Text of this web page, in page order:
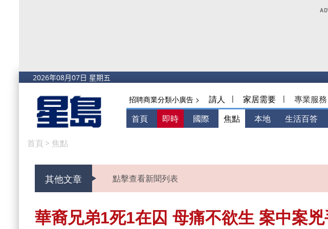
招聘商業分類小廣告 > 請人 | 家居需要 | 專業服務
首頁 即時 國際 焦點 本地 生活百答
首頁 > 焦點
其他文章 點擊查看新聞列表
華裔兄弟1死1在囚 母痛不欲生 案中案